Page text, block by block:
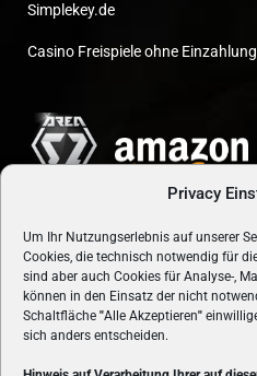
Privacy
Um Ihr Nutzungserlebnis auf unserer
Cookies, die technisch notwendig für
sind aber auch Cookies für Analyse-,
können in den Einsatz der nicht
Schaltfläche "Alle Akzeptieren"
sich anders entscheiden.
Simplekey.de
Casino Freispiele ohne Einzahlung